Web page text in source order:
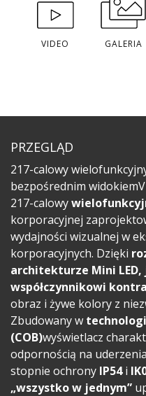
VIDEO GALERIA
PRZEGLĄD
217-calowy
bezpośrednim
217-calowy
korporacyjnej
wydajności wizualnej w
korporacyjnych. Dzięki
architekturze Mini
współczynnikowi
obraz i żywe kolory z
Zbudowany w
(COB)wyświetlacz
odpornością na
stopnie ochrony IP54i
„wszystko w jednym”